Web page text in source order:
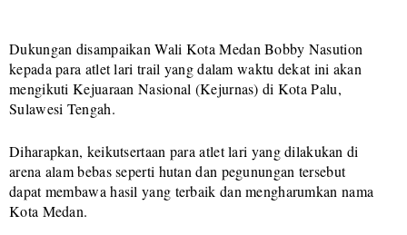
Dukungan disampaikan Wali Kota Medan Bobby Nasution
kepada para atlet lari trail yang dalam waktu dekat ini akan
mengikuti Kejuaraan Nasional (Kejurnas) di Kota Palu,
Sulawesi Tengah.
Diharapkan, keikutsertaan para atlet lari yang dilakukan di
arena alam bebas seperti hutan dan pegunungan tersebut
dapat membawa hasil yang terbaik dan mengharumkan nama
Kota Medan.